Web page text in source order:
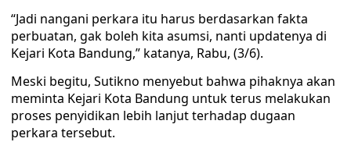
“Jadi nangani perkara itu harus berdasarkan fakta
perbuatan, gak boleh kita asumsi, nanti updatenya di
Kejari Kota Bandung,” katanya, Rabu, (3/6).
Meski begitu, Sutikno menyebut bahwa pihaknya akan
meminta Kejari Kota Bandung untuk terus melakukan
proses penyidikan lebih lanjut terhadap dugaan
perkara tersebut.